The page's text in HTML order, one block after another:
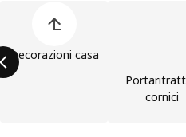
Decorazioni casa
cornici